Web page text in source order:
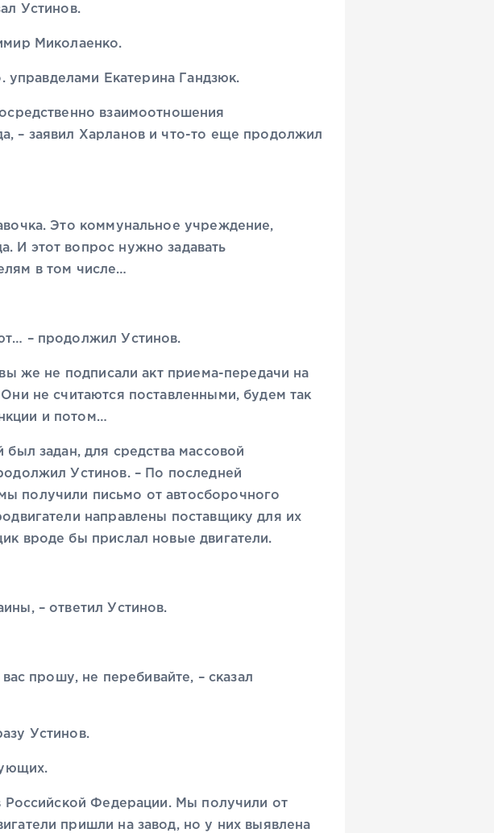
Устинов.
Миколаенко.
управделами Екатерина Гандзюк.
взаимоотношения
– заявил Харланов и что-то еще продолжил
Это коммунальное учреждение,
И этот вопрос нужно задавать
в том числе…
– продолжил Устинов.
же не подписали акт приема-передачи на
не считаются поставленными, будем так
и потом…
задан, для средства массовой
Устинов. – По последней
получили письмо от автосборочного
направлены поставщику для их
вроде бы прислал новые двигатели.
– ответил Устинов.
прошу, не перебивайте, – сказал
Устинов.
Российской Федерации. Мы получили от
пришли на завод, но у них выявлена